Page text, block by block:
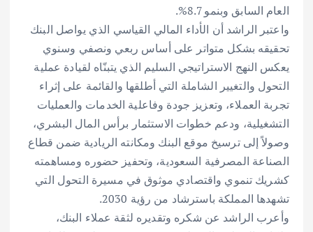
العام السابق وبنمو 8.7%.
واعتبر الراشد أن الأداء المالي القياسي الذي يواصل البنك
تحقيقه بشكل متواتر على أساس ربعي ونصفي وسنوي
يعكس النهج الاستراتيجي السليم الذي يتبنّاه لقيادة عملية
التحول والتغيير الشاملة التي أطلقها والقائمة على إثراء
تجربة العملاء، وتعزيز جودة وفاعلية الخدمات والعمليات
التشغيلية، ودعم خطوات الاستثمار برأس المال البشري،
وصولاً إلى ترسيخ موقع البنك ومكانته الريادية ضمن قطاع
الصناعة المصرفية السعودية، وتحفيز حضوره ومساهمته
كشريك تنموي واقتصادي موثوق في مسيرة التحول التي
تشهدها المملكة باسترشاد من رؤية 2030.
وأعرب الراشد عن شكره وتقديره لثقة عملاء البنك،